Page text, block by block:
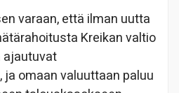
varaan, että ilman uutta
Kreikan valtio
ajautuvat
omaan valuuttaan paluu